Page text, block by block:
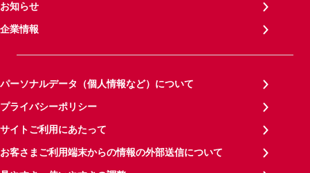
お知らせ
企業情報
パーソナルデータ（個人情報など）について
プライバシーポリシー
サイトご利用にあたって
お客さまご利用端末からの情報の外部送信について